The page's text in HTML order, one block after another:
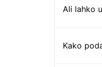
Ali lahko
Kako